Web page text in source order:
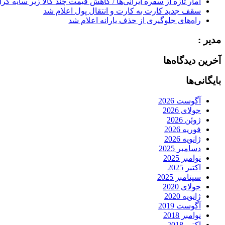
سقف جدید کارت به کارت و انتقال پول اعلام شد
راه‌های جلوگیری از حذف یارانه اعلام شد
مدیر :
آخرین دیدگاه‌ها
بایگانی‌ها
آگوست 2026
جولای 2026
ژوئن 2026
فوریه 2026
ژانویه 2026
دسامبر 2025
نوامبر 2025
اکتبر 2025
سپتامبر 2025
جولای 2020
ژانویه 2020
آگوست 2019
نوامبر 2018